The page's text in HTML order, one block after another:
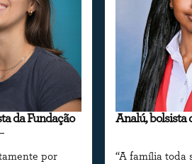
da Fundação
por
Analú, bolsista
“A família toda